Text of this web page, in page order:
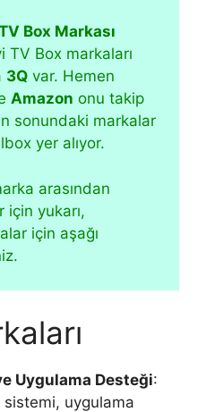
Box Markası
TV Box markaları
3Q var. Hemen
Amazon onu takip
sonundaki markalar
yer alıyor.
arasından
yukarı,
için aşağı
Uygulama Desteği:
sistemi, uygulama